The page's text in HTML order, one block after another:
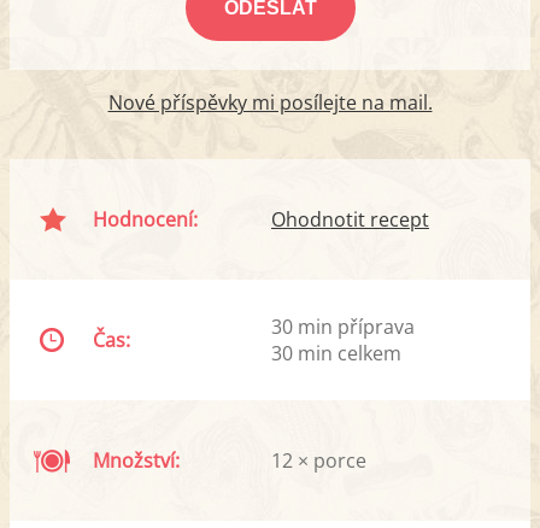
Nové příspěvky mi posílejte na mail.
Hodnocení: Ohodnotit recept
Čas:
30 min příprava
30 min celkem
Množství: 12 × porce